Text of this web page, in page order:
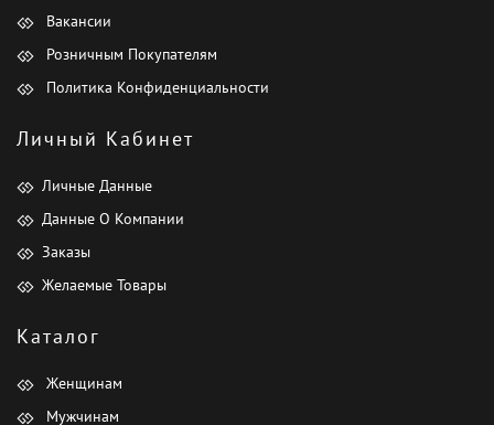
Вакансии
Розничным Покупателям
Политика Конфиденциальности
Личный Кабинет
Личные Данные
Данные О Компании
Заказы
Желаемые Товары
Каталог
Женщинам
Мужчинам